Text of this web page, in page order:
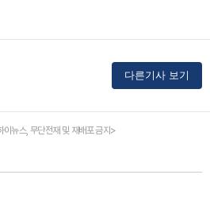
다른기사 보기
뉴스, 무단전재 및 재배포 금지>